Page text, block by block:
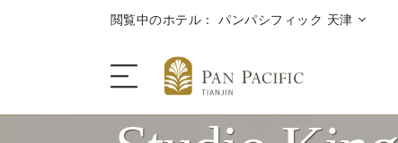
閲覧中のホテル： パンパシフィック 天津